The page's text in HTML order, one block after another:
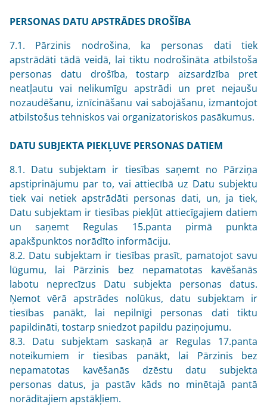
PERSONAS DATU APSTRĀDES DROŠĪBA
7.1. Pārzinis nodrošina, ka personas dati tiek
apstrādāti tādā veidā, lai tiktu nodrošināta atbilstoša
personas datu drošība, tostarp aizsardzība pret
neatļautu vai nelikumīgu apstrādi un pret nejaušu
nozaudēšanu, iznīcināšanu vai sabojāšanu, izmantojot
atbilstošus tehniskos vai organizatoriskos pasākumus.
DATU SUBJEKTA PIEKĻUVE PERSONAS DATIEM
8.1. Datu subjektam ir tiesības saņemt no Pārziņa
apstiprinājumu par to, vai attiecībā uz Datu subjektu
tiek vai netiek apstrādāti personas dati, un, ja tiek,
Datu subjektam ir tiesības piekļūt attiecīgajiem datiem
un saņemt Regulas 15.panta pirmā punkta
apakšpunktos norādīto informāciju.
8.2. Datu subjektam ir tiesības prasīt, pamatojot savu
lūgumu, lai Pārzinis bez nepamatotas kavēšanās
labotu neprecīzus Datu subjekta personas datus.
Ņemot vērā apstrādes nolūkus, datu subjektam ir
tiesības panākt, lai nepilnīgi personas dati tiktu
papildināti, tostarp sniedzot papildu paziņojumu.
8.3. Datu subjektam saskaņā ar Regulas 17.panta
noteikumiem ir tiesības panākt, lai Pārzinis bez
nepamatotas kavēšanās dzēstu datu subjekta
personas datus, ja pastāv kāds no minētajā pantā
norādītajiem apstākļiem.